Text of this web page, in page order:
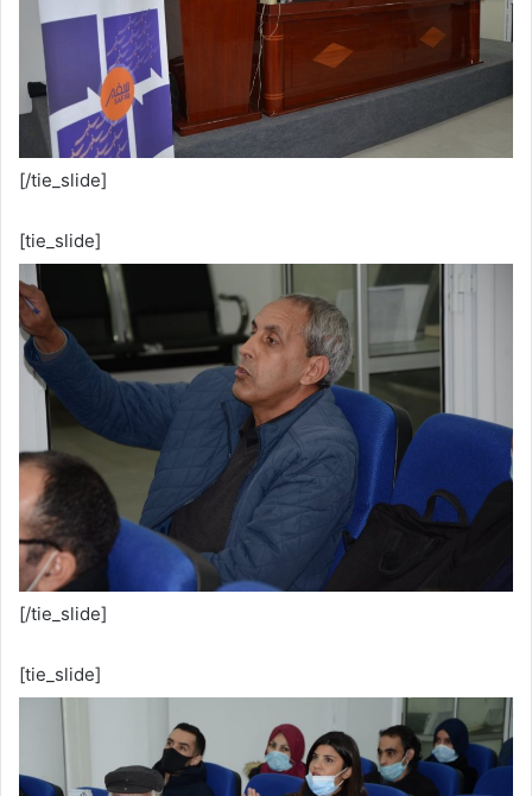
[/tie_slide]
[tie_slide]
[/tie_slide]
[tie_slide]